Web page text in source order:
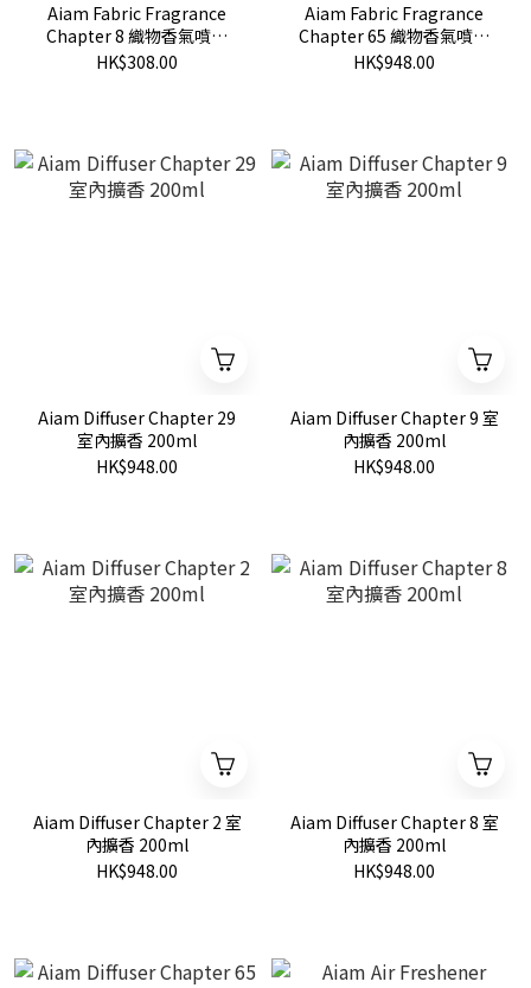
Aiam Fabric Fragrance
Chapter 8 織物香氣噴霧
200ml
HK$308.00
Aiam Fabric Fragrance
Chapter 65 織物香氣噴霧
200ml
HK$948.00
Aiam Diffuser Chapter 29
室內擴香 200ml
HK$948.00
Aiam Diffuser Chapter 9 室
內擴香 200ml
HK$948.00
Aiam Diffuser Chapter 2 室
內擴香 200ml
HK$948.00
Aiam Diffuser Chapter 8 室
內擴香 200ml
HK$948.00